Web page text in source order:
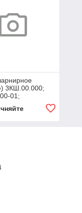
3КШ.00.000;
01;